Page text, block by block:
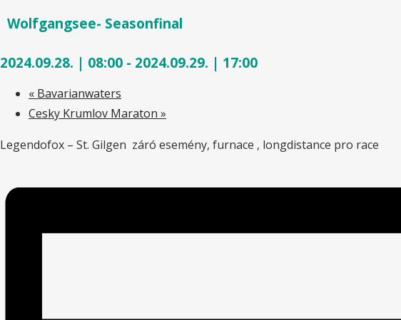
Wolfgangsee- Seasonfinal
2024.09.28. | 08:00 - 2024.09.29. | 17:00
« Bavarianwaters
Cesky Krumlov Maraton »
Legendofox – St. Gilgen záró esemény, furnace , longdistance pro race